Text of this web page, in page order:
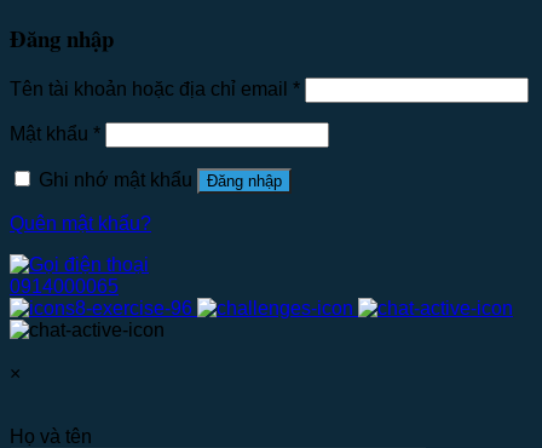
Đăng nhập
Tên tài khoản hoặc địa chỉ email *
Mật khẩu *
Ghi nhớ mật khẩu Đăng nhập
Quên mật khẩu?
0914000065
×
Họ và tên